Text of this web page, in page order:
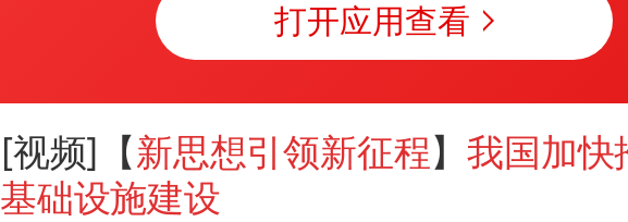
打开应用查看
[视频]【新思想引领新征程】我国加快
基础设施建设